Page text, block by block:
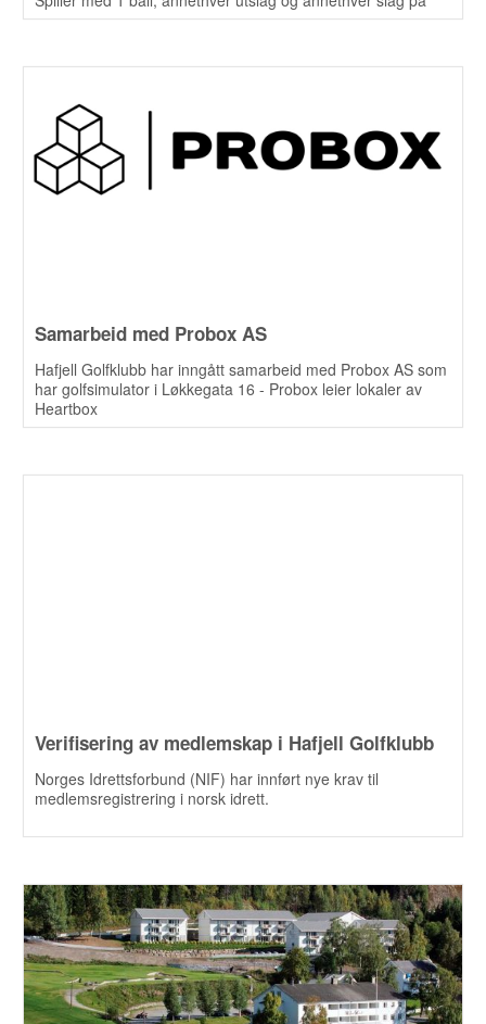
ballen. Probox - vår nye samarbeidspartner er med og
Samarbeid med Probox AS
Hafjell Golfklubb har inngått samarbeid med Probox AS som
har golfsimulator i Løkkegata 16 - Probox leier lokaler av
Heartbox
Verifisering av medlemskap i Hafjell Golfklubb
Norges Idrettsforbund (NIF) har innført nye krav til
medlemsregistrering i norsk idrett.